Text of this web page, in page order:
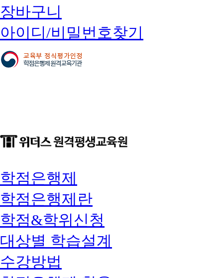
장바구니
아이디/비밀번호찾기
학점은행제
학점은행제란
학점&학위신청
대상별 학습설계
수강방법